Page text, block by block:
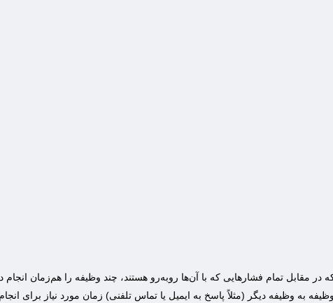
مقابل تمام فشارهایی که با آن‌ها روبه‌رو هستند، چند وظیفه را هم‌زمان انجام